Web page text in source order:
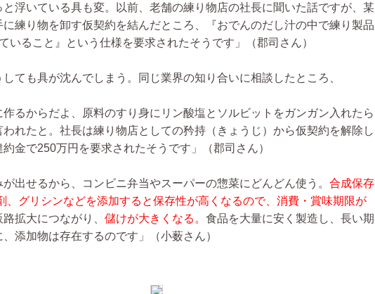
と浮いている具も変。以前、老舗の練り物店の社長に聞いた話ですが、某
に練り物を卸す仮契約を結んだところ、『おでんのだし汁の中で練り製品
いること』という仕様を要求されたそうです」（郡司さん）
しても具が沈んでしまう。同じ業界の知り合いに相談したところ、
作るからだよ、原料のすり身にリン酸塩とソルビットをガンガン入れたら
れたと。社長は練り物店としての矜持（きょうじ）から仮契約を解除し
金で250万円を要求されたそうです」（郡司さん）
が出せるから、コンビニ弁当やスーパーの惣菜にどんどん使う。 合成保存
、グリシンなどを添加すると保存性が高くなるので、消費・賞味期限が
路拡大につながり、 儲けが大きくなる。 食品を大量に安く製造し、長い期
添加物は存在するのです」（小薮さん）